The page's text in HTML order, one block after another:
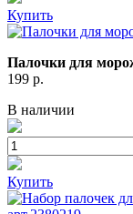
Купить
Палочки для
199 р.
В наличии
Купить